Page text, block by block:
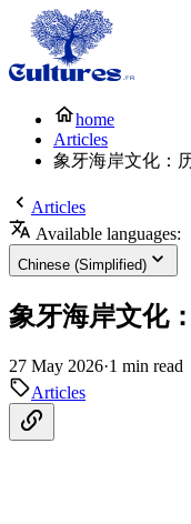
home
Articles
象牙海岸文化：
Articles
Available languages:
Chinese (Simplified)
象牙海岸文化
27 May 2026·1 min read
Articles